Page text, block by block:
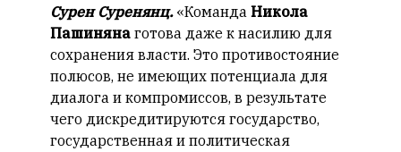
Сурен Суренянц. «Команда Никола
Пашиняна готова даже к насилию для
сохранения власти. Это противостояние
полюсов, не имеющих потенциала для
диалога и компромиссов, в результате
чего дискредитируются государство,
государственная и политическая